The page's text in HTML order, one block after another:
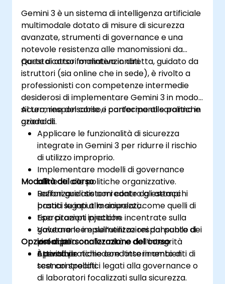
Gemini 3 è un sistema di intelligenza artificiale
multimodale dotato di misure di sicurezza
avanzate, strumenti di governance e una
notevole resistenza alle manomissioni da
parte di attori malintenzionati.
Questo corso formativo in diretta, guidato da
istruttori (sia online che in sede), è rivolto a
professionisti con competenze intermedie
desiderosi di implementare Gemini 3 in modo
sicuro, responsabile e conforme alle politiche
aziendali.
Al termine del corso, i partecipanti saranno in
grado di:
Applicare le funzionalità di sicurezza
integrate in Gemini 3 per ridurre il rischio
di utilizzo improprio.
Implementare modelli di governance
allineati alle politiche organizzative.
Rafforzare i sistemi contro gli attacchi
basati su input manipolati, come quelli di
tipo prompt injection.
Valutare le implementazioni dal punto di
vista della conformità e dell’integrità
operativa.
Modalità del corso
Lezioni guidate corredate da esempi
pratici legati alla sicurezza.
Esercitazioni pratiche incentrate sulla
governance e sull’utilizzo responsabile dei
prompt.
Attività pratiche condotte in ambienti di
test controllati.
Opzioni di personalizzazione del corso
È possibile richiedere l’inserimento di
scenari specifici legati alla governance o
di laboratori focalizzati sulla sicurezza.